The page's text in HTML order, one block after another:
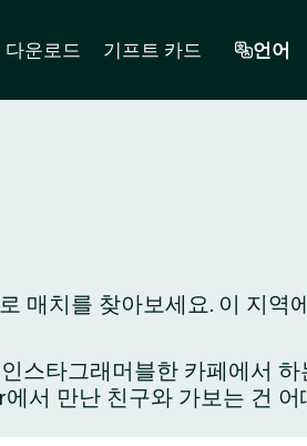
다운로드 기프트 카드 언어
매치를 찾아보세요. 이 지역
스타그래머블한 카페에서
서 만난 친구와 가보는 건